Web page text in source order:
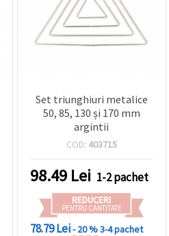
Set triunghiuri metalice
50, 85, 130 și 170 mm
argintii
COD: 403715
98.49 Lei 1-2 pachet
REDUCERI
PENTRU CANTITATE
78.79 Lei- 20 %3-4 pachet